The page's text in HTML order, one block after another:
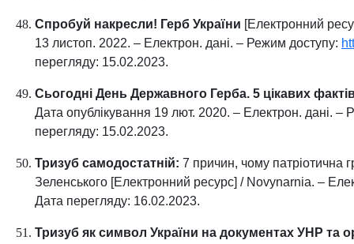
Спробуй накресли! Герб України [Електронний
13 листоп. 2022. – Електрон. дані. – Режим доступу:
перегляду: 15.02.2023.
Сьогодні День Державного Герба. 5 цікавих
Дата опублікування 19 лют. 2020. – Електрон. дані. –
перегляду: 15.02.2023.
Тризуб самодостатній: 7 причин, чому патріотична
Зеленського [Електронний ресурс] / Novynarnia. –
Дата перегляду: 16.02.2023.
Тризуб як символ України на документах УНР та